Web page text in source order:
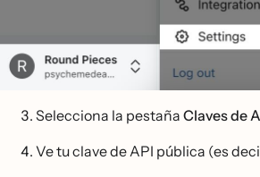
Selecciona la pestaña Claves de
Ve tu clave de API pública (es